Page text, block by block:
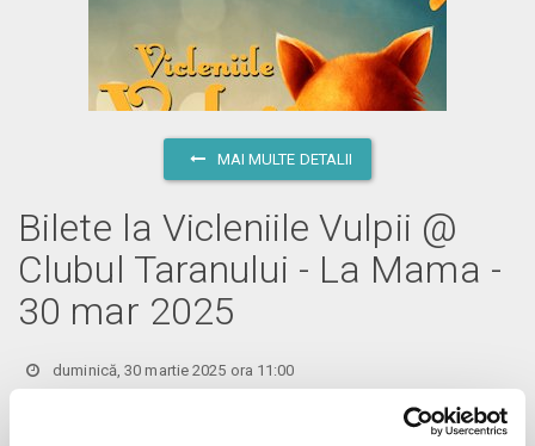
MAI MULTE DETALII
Bilete la Vicleniile Vulpii @
Clubul Taranului - La Mama -
30 mar 2025
duminică, 30 martie 2025 ora 11:00